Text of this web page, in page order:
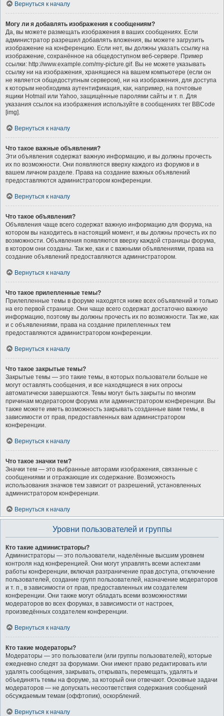
Вернуться к началу
Могу ли я добавлять изображения к сообщениям?
Да, вы можете размещать изображения в ваших сообщениях. Если
администратор разрешил добавлять вложения, вы можете загрузить
изображение на конференцию. Если нет, вы должны указать ссылку на
изображение, сохранённое на общедоступном веб-сервере. Пример
ссылки: http://www.example.com/my-picture.gif. Вы не можете указывать
ссылку ни на изображения, хранящиеся на вашем компьютере (если он
не является общедоступным сервером), ни на изображения, для доступа
к которым необходима аутентификация, как, например, на почтовые
ящики Hotmail или Yahoo, защищённые паролями сайты и т. п. Для
указания ссылок на изображения используйте в сообщениях тег BBCode
[img].
Вернуться к началу
Что такое важные объявления?
Эти объявления содержат важную информацию, и вы должны прочесть
их по возможности. Они появляются вверху каждого из форумов и в
вашем личном разделе. Права на создание важных объявлений
предоставляются администратором конференции.
Вернуться к началу
Что такое объявления?
Объявления чаще всего содержат важную информацию для форума, на
котором вы находитесь в настоящий момент, и вы должны прочесть их по
возможности. Объявления появляются вверху каждой страницы форума,
в котором они созданы. Так же, как и с важными объявлениями, права на
создание объявлений предоставляются администратором.
Вернуться к началу
Что такое прилепленные темы?
Прилепленные темы в форуме находятся ниже всех объявлений и только
на его первой странице. Они чаще всего содержат достаточно важную
информацию, поэтому вы должны прочесть их по возможности. Так же, как
и с объявлениями, права на создание прилепленных тем
предоставляются администратором конференции.
Вернуться к началу
Что такое закрытые темы?
Закрытые темы — это такие темы, в которых пользователи больше не
могут оставлять сообщения, и все находящиеся в них опросы
автоматически завершаются. Темы могут быть закрыты по многим
причинам модератором форума или администратором конференции. Вы
также можете иметь возможность закрывать созданные вами темы, в
зависимости от прав, предоставленных вам администратором
конференции.
Вернуться к началу
Что такое значки тем?
Значки тем — это выбранные авторами изображения, связанные с
сообщениями и отражающие их содержание. Возможность
использования значков тем зависит от разрешений, установленных
администратором конференции.
Вернуться к началу
Уровни пользователей и группы
Кто такие администраторы?
Администраторы — это пользователи, наделённые высшим уровнем
контроля над конференцией. Они могут управлять всеми аспектами
работы конференции, включая разграничение прав доступа, отключение
пользователей, создание групп пользователей, назначение модераторов
и т. п., в зависимости от прав, предоставленных им создателем
конференции. Они также могут обладать всеми возможностями
модераторов во всех форумах, в зависимости от настроек,
произведённых создателем конференции.
Вернуться к началу
Кто такие модераторы?
Модераторы — это пользователи (или группы пользователей), которые
ежедневно следят за форумами. Они имеют право редактировать или
удалять сообщения, закрывать, открывать, перемещать, удалять и
объединять темы на форуме, за который они отвечают. Основные задачи
модераторов — не допускать несоответствия содержания сообщений
обсуждаемым темам (оффтопик), оскорблений.
Вернуться к началу